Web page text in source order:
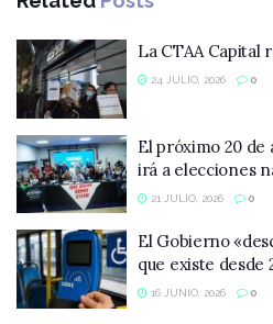
La CTAA Capital
24 JULIO, 2026 0
El próximo 20 de
irá a elecciones
21 JULIO, 2026 0
El Gobierno
que existe desde
16 JUNIO, 2026 0